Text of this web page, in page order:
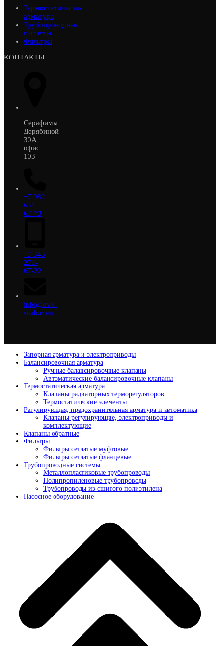
Термостатическая
арматура
Трубопроводные
системы
Фильтры
КОНТАКТЫ
Серафимы
Дерябиной
30А
офис
103
+7 982
654-
67-73
+7 343
271-
67-22
info@ovk-
snab.com
Запорная арматура и электроприводы
Балансировочная арматура
Ручные балансировочные клапаны
Автоматические балансировочные клапаны
Термостатическая арматура
Клапаны радиаторных терморегуляторов
Термостатические элементы
Регулирующая, предохранительная арматура и автоматика
Клапаны регулирующие, электроприводы и
комплектующие
Клапаны обратные
Фильтры
Фильтры сетчатые муфтовые
Фильтры сетчатые фланцевые
Трубопроводные системы
Металлопластиковые трубопроводы
Полипропиленовые трубопроводы
Трубопроводы из сшитого полиэтилена
Насосное оборудование